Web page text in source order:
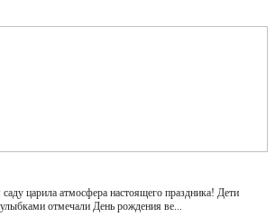
царила атмосфера настоящего праздника! Дети
отмечали День рождения ве...